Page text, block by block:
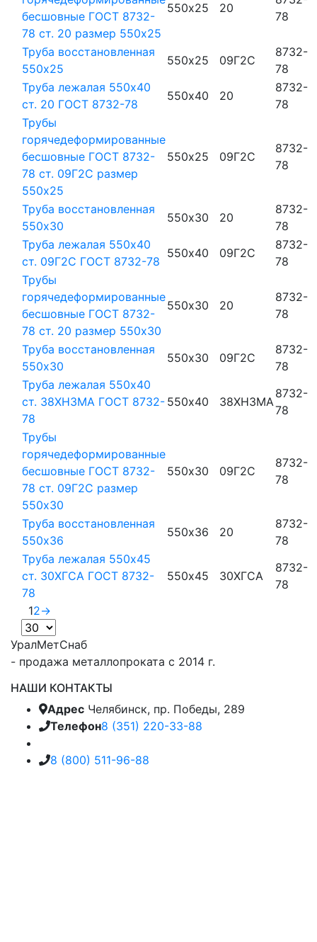
бесшовные ГОСТ 8732-
78 ст. 20 размер 550х25
550х25 20
78
Труба восстановленная
550х25
550х25 09Г2С
8732-
78
Труба лежалая 550х40
ст. 20 ГОСТ 8732-78
550х40 20
8732-
78
Трубы
горячедеформированные
бесшовные ГОСТ 8732-
78 ст. 09Г2С размер
550х25
550х25 09Г2С
8732-
78
Труба восстановленная
550х30
550х30 20
8732-
78
Труба лежалая 550х40
ст. 09Г2С ГОСТ 8732-78
550х40 09Г2С
8732-
78
Трубы
горячедеформированные
бесшовные ГОСТ 8732-
78 ст. 20 размер 550х30
550х30 20
8732-
78
Труба восстановленная
550х30
550х30 09Г2С
8732-
78
Труба лежалая 550х40
ст. 38ХН3МА ГОСТ 8732-
78
550х40 38ХН3МА
8732-
78
Трубы
горячедеформированные
бесшовные ГОСТ 8732-
78 ст. 09Г2С размер
550х30
550х30 09Г2С
8732-
78
Труба восстановленная
550х36
550х36 20
8732-
78
Труба лежалая 550х45
ст. 30ХГСА ГОСТ 8732-
78
550х45 30ХГСА
8732-
78
12→
УралМетСнаб
- продажа металлопроката с 2014 г.
НАШИ КОНТАКТЫ
Адрес Челябинск, пр. Победы, 289
Телефон8 (351) 220-33-88
8 (800) 511-96-88